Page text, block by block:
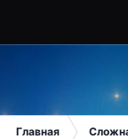
Главная